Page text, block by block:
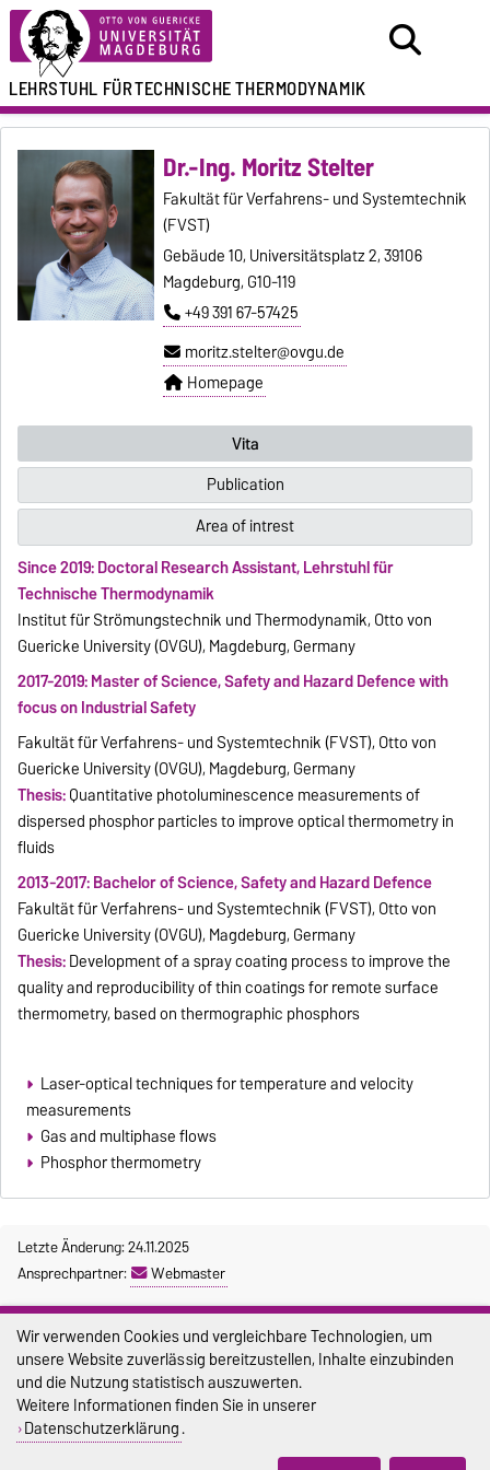
LEHRSTUHL FÜRTECHNISCHE THERMODYNAMIK
Dr.-Ing. Moritz Stelter
Fakultät für Verfahrens- und Systemtechnik
(FVST)
Gebäude 10, Universitätsplatz 2, 39106
Magdeburg, G10-119
+49 391 67-57425
moritz.stelter@ovgu.de
Homepage
Vita
Publication
Area of intrest
Since 2019: Doctoral Research Assistant, Lehrstuhl für
Technische Thermodynamik
Institut für Strömungstechnik und Thermodynamik, Otto von
Guericke University (OVGU), Magdeburg, Germany
2017-2019: Master of Science, Safety and Hazard Defence with
focus on Industrial Safety
Fakultät für Verfahrens- und Systemtechnik (FVST), Otto von
Guericke University (OVGU), Magdeburg, Germany
Thesis:Quantitative photoluminescence measurements of
dispersed phosphor particles to improve optical thermometry in
fluids
2013-2017: Bachelor of Science, Safety and Hazard Defence
Fakultät für Verfahrens- und Systemtechnik (FVST), Otto von
Guericke University (OVGU), Magdeburg, Germany
Thesis:Development of a spray coating process to improve the
quality and reproducibility of thin coatings for remote surface
thermometry, based on thermographic phosphors
Laser-optical techniques for temperature and velocity
measurements
Gas and multiphase flows
Phosphor thermometry
Letzte Änderung: 24.11.2025
Ansprechpartner:
Webmaster
Impressum
Datenschutz
Barrierefreiheit
Cookie-Einstellungen
Wir verwenden Cookies und vergleichbare Technologien, um
unsere Website zuverlässig bereitzustellen, Inhalte einzubinden
und die Nutzung statistisch auszuwerten.
Weitere Informationen finden Sie in unserer
Datenschutzerklärung.